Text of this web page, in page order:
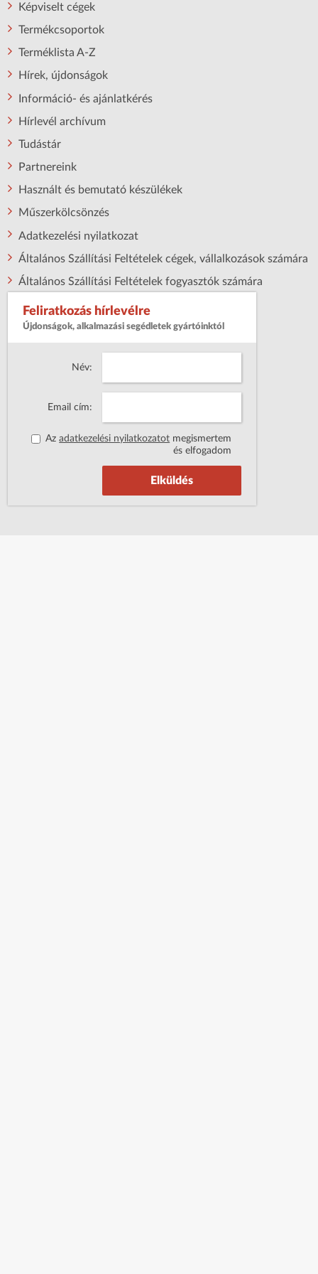
Képviselt cégek
Termékcsoportok
Terméklista A-Z
Hírek, újdonságok
Információ- és ajánlatkérés
Hírlevél archívum
Tudástár
Partnereink
Használt és bemutató készülékek
Műszerkölcsönzés
Adatkezelési nyilatkozat
Általános Szállítási Feltételek cégek, vállalkozások számára
Általános Szállítási Feltételek fogyasztók számára
Feliratkozás hírlevélre
Újdonságok, alkalmazási segédletek gyártóinktól
Név:
Email cím:
Azadatkezelési nyilatkozatot megismertem
és elfogadom
Elküldés